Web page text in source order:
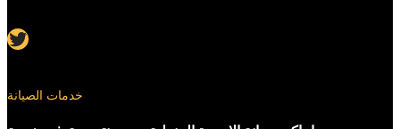
Twitter
خدمات الصيانة